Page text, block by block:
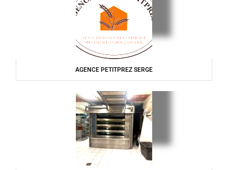
AGENCE PETITPREZ SERGE